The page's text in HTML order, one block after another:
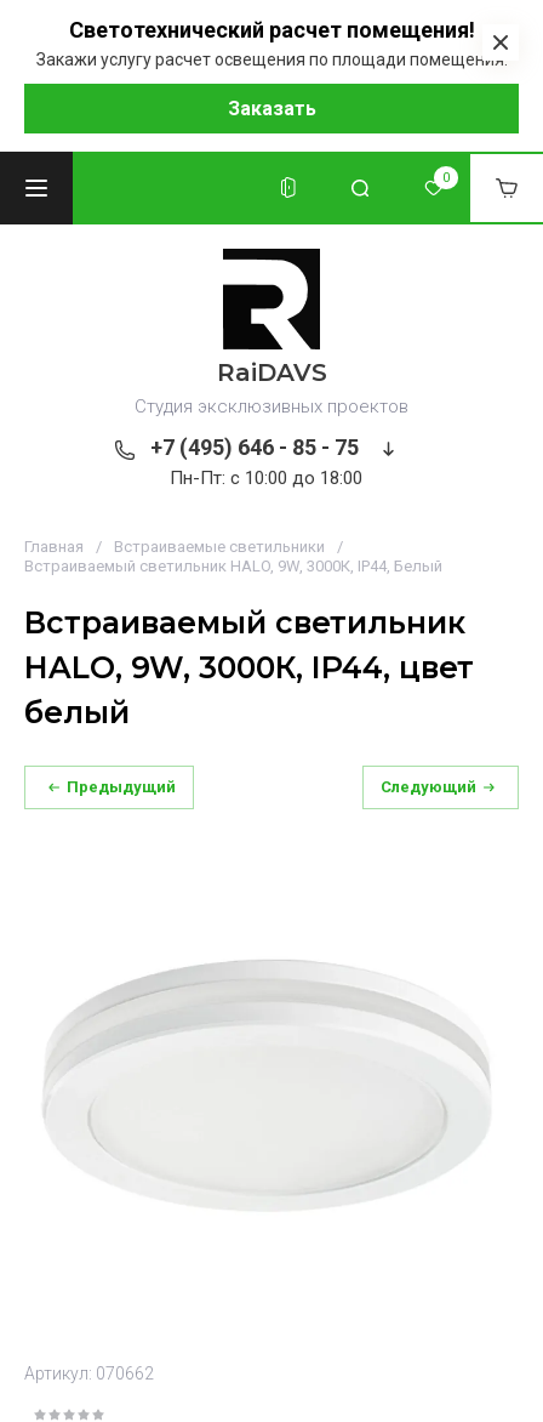
Светотехнический расчет помещения!
Закажи услугу расчет освещения по площади помещения.
Заказать
0
RaiDAVS
Студия эксклюзивных проектов
+7 (495) 646 - 85 - 75
Пн-Пт: с 10:00 до 18:00
Главная / Встраиваемые светильники
/
Встраиваемый светильник HALO, 9W, 3000К, IP44, Белый
Встраиваемый светильник
HALO, 9W, 3000К, IP44, цвет
белый
Предыдущий Следующий
Артикул: 070662